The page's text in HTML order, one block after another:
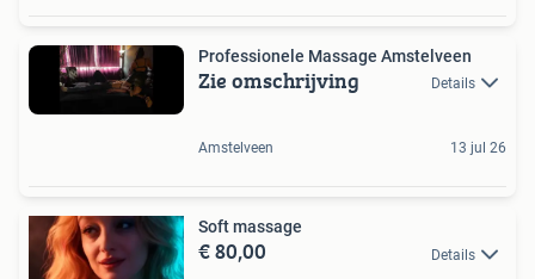
Professionele Massage Amstelveen
Zie omschrijving Details
Amstelveen 13 jul 26
Soft massage
€ 80,00 Details